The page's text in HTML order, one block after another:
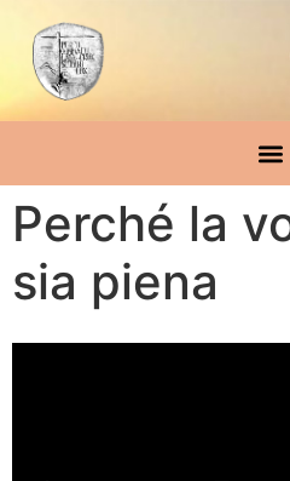
Perché la
sia piena